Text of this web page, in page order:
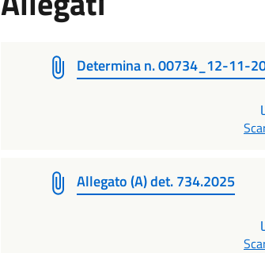
Determina n. 00734_12-11-
Allegato (A) det. 734.2025